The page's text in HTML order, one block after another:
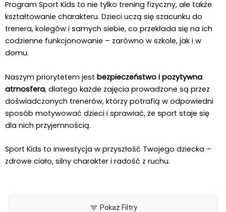
Program Sport Kids to nie tylko trening fizyczny, ale także
kształtowanie charakteru. Dzieci uczą się szacunku do
trenera, kolegów i samych siebie, co przekłada się na ich
codzienne funkcjonowanie – zarówno w szkole, jak i w
domu.
Naszym priorytetem jest bezpieczeństwo i pozytywna
atmosfera, dlatego każde zajęcia prowadzone są przez
doświadczonych trenerów, którzy potrafią w odpowiedni
sposób motywować dzieci i sprawiać, że sport staje się
dla nich przyjemnością.
Sport Kids to inwestycja w przyszłość Twojego dziecka –
zdrowe ciało, silny charakter i radość z ruchu.